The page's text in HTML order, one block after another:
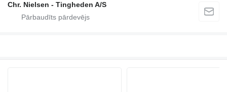
Chr. Nielsen - Tingheden A/S